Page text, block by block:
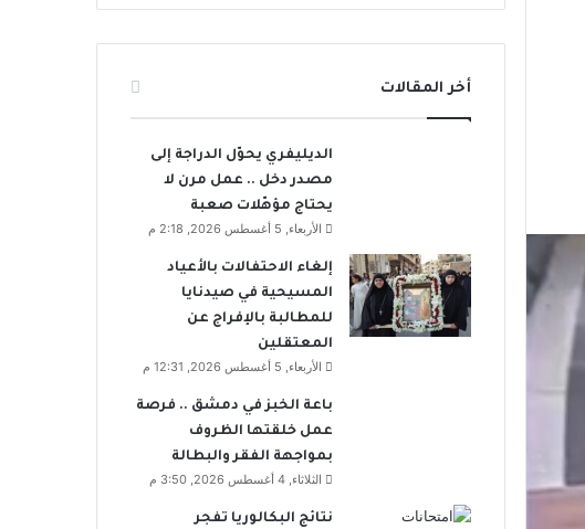
أخر المقالات
الديليفري يحوّل الدراجة إلى
مصدر دخل .. عمل مرن لا
يحتاج مؤهّلات صعبة
الأربعاء, 5 أغسطس 2026, 2:18 م
إلغاء الاحتفالات بالأعياد
المسيحية في صيدنايا
للمطالبة بالإفراج عن
المعتقلين
الأربعاء, 5 أغسطس 2026, 12:31 م
باعة الخبز في دمشق .. فرصة
عمل خلقتها الظروف
بمواجهة الفقر والبطالة
الثلاثاء, 4 أغسطس 2026, 3:50 م
نتائج البكالوريا تفجر